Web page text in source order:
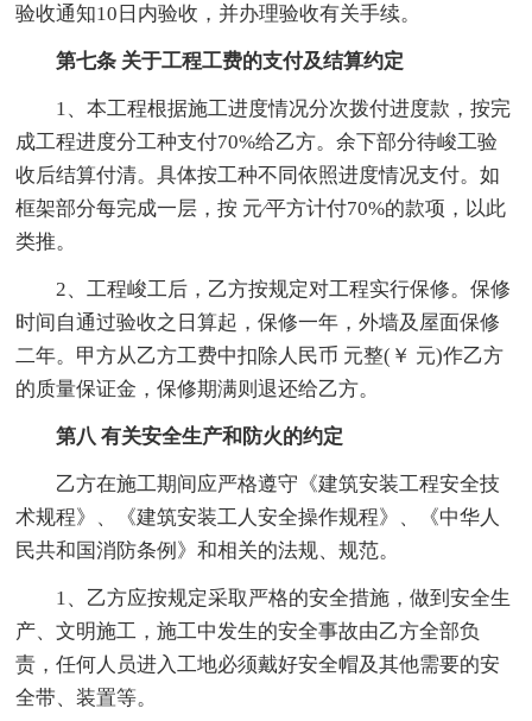
验收通知10日内验收，并办理验收有关手续。
第七条 关于工程工费的支付及结算约定
1、本工程根据施工进度情况分次拨付进度款，按完
成工程进度分工种支付70%给乙方。余下部分待峻工验
收后结算付清。具体按工种不同依照进度情况支付。如
框架部分每完成一层，按 元∕平方计付70%的款项，以此
类推。
2、工程峻工后，乙方按规定对工程实行保修。保修
时间自通过验收之日算起，保修一年，外墙及屋面保修
二年。甲方从乙方工费中扣除人民币 元整(￥ 元)作乙方
的质量保证金，保修期满则退还给乙方。
第八 有关安全生产和防火的约定
乙方在施工期间应严格遵守《建筑安装工程安全技
术规程》、《建筑安装工人安全操作规程》、《中华人
民共和国消防条例》和相关的法规、规范。
1、乙方应按规定采取严格的安全措施，做到安全生
产、文明施工，施工中发生的安全事故由乙方全部负
责，任何人员进入工地必须戴好安全帽及其他需要的安
全带、装置等。